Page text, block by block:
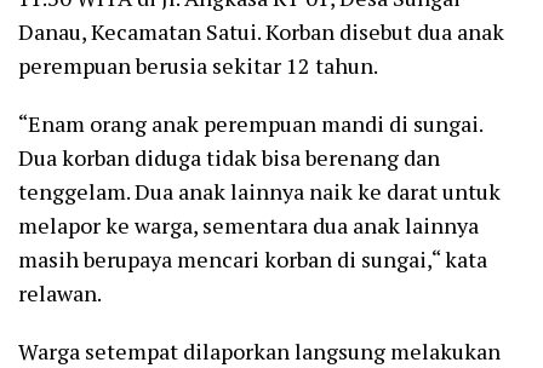
Danau, Kecamatan Satui. Korban disebut dua anak
perempuan berusia sekitar 12 tahun.
“Enam orang anak perempuan mandi di sungai.
Dua korban diduga tidak bisa berenang dan
tenggelam. Dua anak lainnya naik ke darat untuk
melapor ke warga, sementara dua anak lainnya
masih berupaya mencari korban di sungai,“ kata
relawan.
Warga setempat dilaporkan langsung melakukan